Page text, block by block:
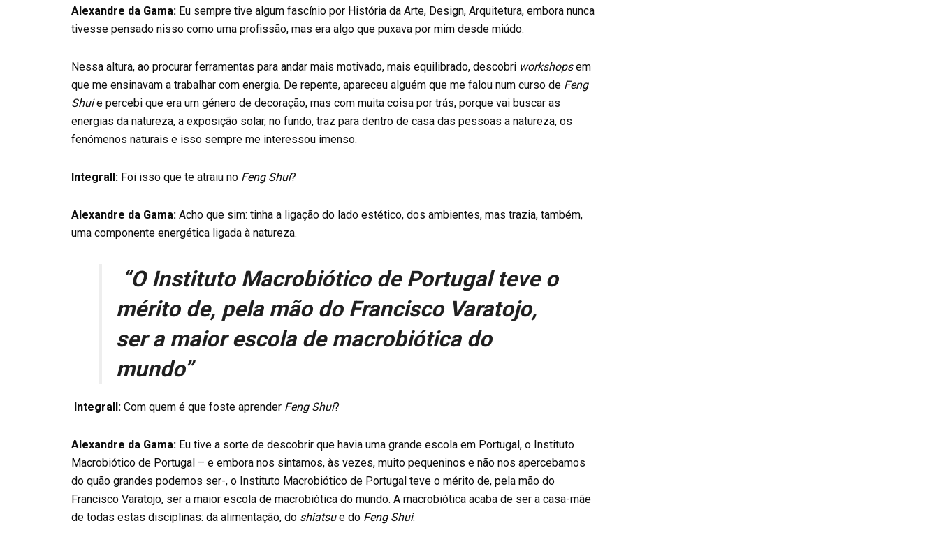
Alexandre da Gama: Eu sempre tive algum fascínio por História da Arte, Design, Arquitetura, embora nunca
tivesse pensado nisso como uma profissão, mas era algo que puxava por mim desde miúdo.
Nessa altura, ao procurar ferramentas para andar mais motivado, mais equilibrado, descobri workshopsem
que me ensinavam a trabalhar com energia. De repente, apareceu alguém que me falou num curso de Feng
Shuie percebi que era um género de decoração, mas com muita coisa por trás, porque vai buscar as
energias da natureza, a exposição solar, no fundo, traz para dentro de casa das pessoas a natureza, os
fenómenos naturais e isso sempre me interessou imenso.
Integrall: Foi isso que te atraiu no Feng Shui?
Alexandre da Gama: Acho que sim: tinha a ligação do lado estético, dos ambientes, mas trazia, também,
uma componente energética ligada à natureza.
“O Instituto Macrobiótico de Portugal teve o
mérito de, pela mão do Francisco Varatojo,
ser a maior escola de macrobiótica do
mundo”
Integrall: Com quem é que foste aprender Feng Shui?
Alexandre da Gama: Eu tive a sorte de descobrir que havia uma grande escola em Portugal, o Instituto
Macrobiótico de Portugal – e embora nos sintamos, às vezes, muito pequeninos e não nos apercebamos
do quão grandes podemos ser-, o Instituto Macrobiótico de Portugal teve o mérito de, pela mão do
Francisco Varatojo, ser a maior escola de macrobiótica do mundo. A macrobiótica acaba de ser a casa-mãe
de todas estas disciplinas: da alimentação, do shiatsue do Feng Shui.